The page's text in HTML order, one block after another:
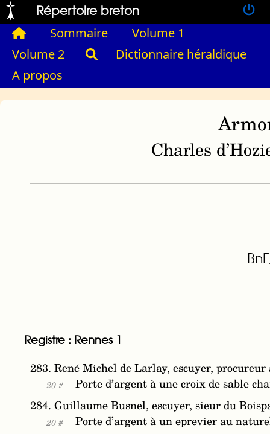
Répertoire breton
Sommaire
Volume 1
Volume 2
Dictionnaire héraldique
A propos
Charles
Registre : Rennes 1
283. René Michel de Larlay, escuyer,
20 #
Porte d’argent à une croix de sable
284. Guillaume Busnel, escuyer, sieur du
20 #
Porte d’argent à un eprevier au